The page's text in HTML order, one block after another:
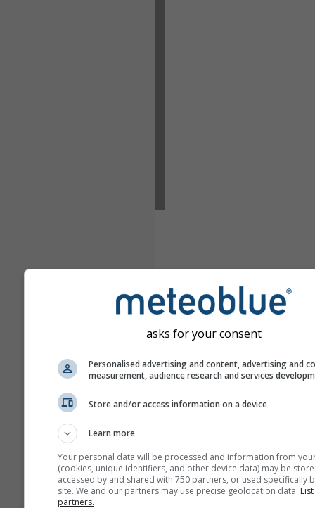
asks for your consent
Personalised advertising and content, advertising and
measurement, audience research and services
Store and/or access information on a device
Learn more
Your personal data will be processed and information from
(cookies, unique identifiers, and other device data) may be
accessed by and shared with 750 partners, or used specifically
site. We and our partners may use precise geolocation data.
partners.